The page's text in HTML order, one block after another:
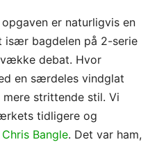
er naturligvis en
især bagdelen på 2-serie
debat. Hvor
en særdeles vindglat
strittende stil. Vi
tidligere og
Chris Bangle. Det var ham,